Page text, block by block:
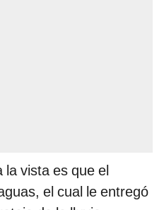
la vista es que el
el cual le entregó